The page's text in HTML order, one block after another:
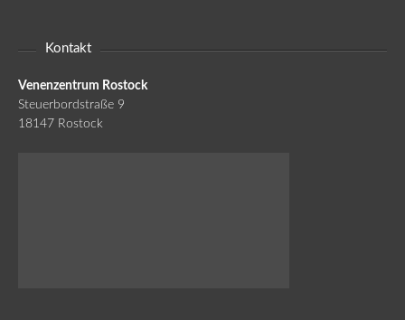
Kontakt
Venenzentrum Rostock
Steuerbordstraße 9
18147 Rostock